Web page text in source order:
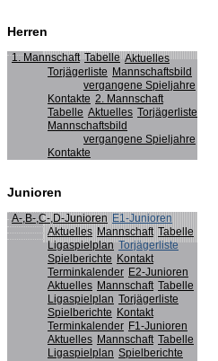
Herren
1. Mannschaft Tabelle Aktuelles
Torjägerliste Mannschaftsbild
vergangene Spieljahre
Kontakte 2. Mannschaft
Tabelle Aktuelles Torjägerliste
Mannschaftsbild
vergangene Spieljahre
Kontakte
Junioren
A-,B-,C-,D-Junioren E1-Junioren
Aktuelles Mannschaft Tabelle
Ligaspielplan Torjägerliste
Spielberichte Kontakt
Terminkalender E2-Junioren
Aktuelles Mannschaft Tabelle
Ligaspielplan Torjägerliste
Spielberichte Kontakt
Terminkalender F1-Junioren
Aktuelles Mannschaft Tabelle
Ligaspielplan Spielberichte